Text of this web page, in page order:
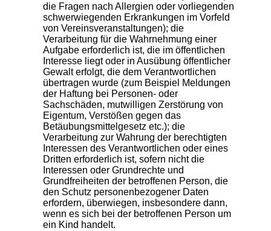
die Fragen nach Allergien oder vorliegenden
schwerwiegenden Erkrankungen im Vorfeld
von Vereinsveranstaltungen); die
Verarbeitung für die Wahrnehmung einer
Aufgabe erforderlich ist, die im öffentlichen
Interesse liegt oder in Ausübung öffentlicher
Gewalt erfolgt, die dem Verantwortlichen
übertragen wurde (zum Beispiel Meldungen
der Haftung bei Personen- oder
Sachschäden, mutwilligen Zerstörung von
Eigentum, Verstößen gegen das
Betäubungsmittelgesetz etc.); die
Verarbeitung zur Wahrung der berechtigten
Interessen des Verantwortlichen oder eines
Dritten erforderlich ist, sofern nicht die
Interessen oder Grundrechte und
Grundfreiheiten der betroffenen Person, die
den Schutz personenbezogener Daten
erfordern, überwiegen, insbesondere dann,
wenn es sich bei der betroffenen Person um
ein Kind handelt.